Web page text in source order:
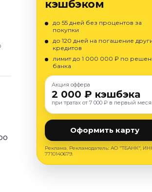
кэшбэком
до 55 дней без процентов за
покупки
до 120 дней на погашение
кредитов
лимит до 1 000 000 ₽ по
банка
Акция оффера
2 000 ₽ кэшбэка
при тратах от 7 000 ₽ в первый
Оформить карту
Реклама. Рекламодатель: АО "ТБАНК",
7710140679.